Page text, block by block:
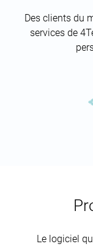
Des clients du
services de
Le logiciel